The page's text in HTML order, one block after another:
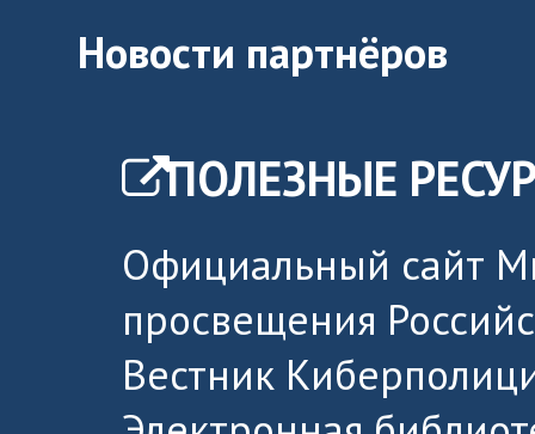
Новости партнёров
ПОЛЕЗНЫЕ
Официальный сайт
просвещения
Вестник